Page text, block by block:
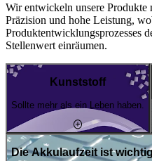
Wir entwickeln unsere
Präzision und hohe Leistung,
Produktentwicklungsprozesses
Stellenwert einräumen.
Kunststoff
Sollte mehr als ein Leben haben.
Die Akkulaufzeit ist